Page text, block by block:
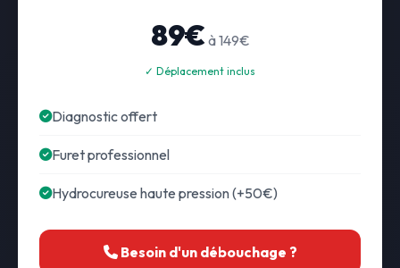
89€ à 149€
✓ Déplacement inclus
Diagnostic offert
Furet professionnel
Hydrocureuse haute pression (+50€)
Besoin d'un débouchage ?